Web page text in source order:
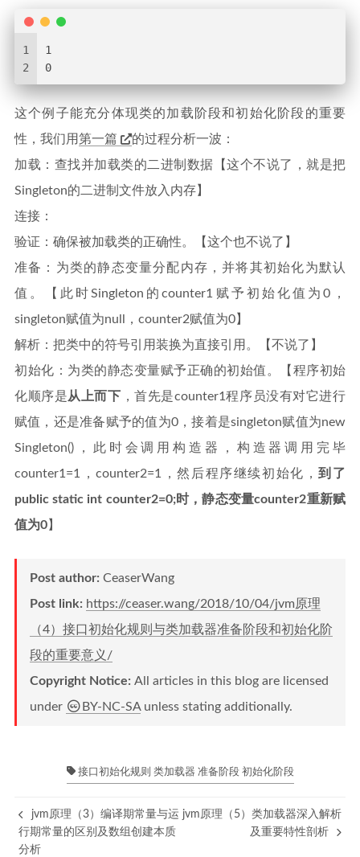
1
2
1
0
这个例子能充分体现类的加载阶段和初始化阶段的重要
性，我们用第一篇
的过程分析一波：
加载：查找并加载类的二进制数据【这个不说了，就是把
Singleton的二进制文件放入内存】
连接：
验证：确保被加载类的正确性。【这个也不说了】
准备：为类的静态变量分配内存，并将其初始化为默认
值。【此时Singleton的counter1赋予初始化值为0，
singleton赋值为null，counter2赋值为0】
解析：把类中的符号引用装换为直接引用。【不说了】
初始化：为类的静态变量赋予正确的初始值。【程序初始
化顺序是从上而下
，首先是counter1程序员没有对它进行
赋值，还是准备赋予的值为0，接着是singleton赋值为new
Singleton()，此时会调用构造器，构造器调用完毕
counter1=1，counter2=1，然后程序继续初始化，到了
public static int counter2=0;时，静态变量counter2重新赋
值为0】
Post author: CeaserWang
Post link: https://ceaser.wang/2018/10/04/jvm原理
（4）接口初始化规则与类加载器准备阶段和初始化阶
段的重要意义/
Copyright Notice: All articles in this blog are licensed
under
BY-NC-SAunless stating additionally.
接口初始化规则 类加载器 准备阶段 初始化阶段
jvm原理（3）编译期常量与运
行期常量的区别及数组创建本质
分析
jvm原理（5）类加载器深入解析
及重要特性剖析